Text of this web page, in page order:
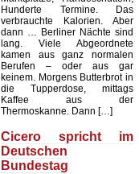
Hunderte Termine. Das
verbrauchte Kalorien. Aber
dann … Berliner Nächte sind
lang. Viele Abgeordnete
kamen aus ganz normalen
Berufen – oder aus gar
keinem. Morgens Butterbrot in
die Tupperdose, mittags
Kaffee aus der
Thermoskanne. Dann […]
Cicero spricht im
Deutschen
Bundestag